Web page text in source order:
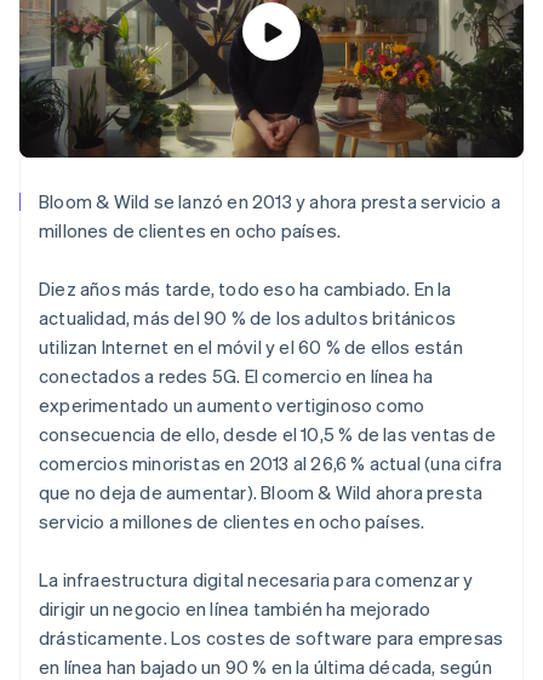
Bloom & Wild se lanzó en 2013 y ahora presta servicio a
millones de clientes en ocho países.
Diez años más tarde, todo eso ha cambiado. En la
actualidad, más del 90 % de los adultos británicos
utilizan Internet en el móvil y el 60 % de ellos están
conectados a redes 5G. El comercio en línea ha
experimentado un aumento vertiginoso como
consecuencia de ello, desde el 10,5 % de las ventas de
comercios minoristas en 2013 al 26,6 % actual (una cifra
que no deja de aumentar). Bloom & Wild ahora presta
servicio a millones de clientes en ocho países.
La infraestructura digital necesaria para comenzar y
dirigir un negocio en línea también ha mejorado
drásticamente. Los costes de software para empresas
en línea han bajado un 90 % en la última década, según